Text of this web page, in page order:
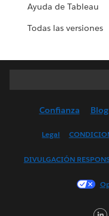
Ayuda de Tableau
Todas las versiones
Confianza Blog
Legal
DIVULGACIÓN